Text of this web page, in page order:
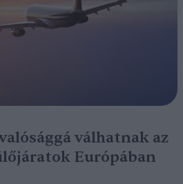
válhatnak az
Európában